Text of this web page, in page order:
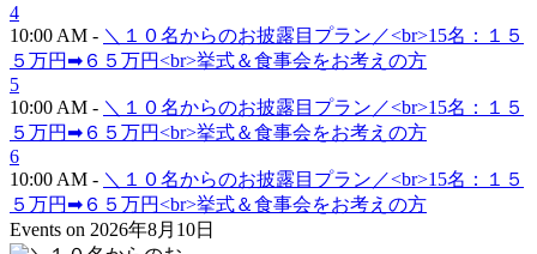
4
10:00 AM - ＼１０名からのお披露目プラン／<br>15名：１５
５万円➡６５万円<br>挙式＆食事会をお考えの方
5
10:00 AM - ＼１０名からのお披露目プラン／<br>15名：１５
５万円➡６５万円<br>挙式＆食事会をお考えの方
6
10:00 AM - ＼１０名からのお披露目プラン／<br>15名：１５
５万円➡６５万円<br>挙式＆食事会をお考えの方
Events on 2026年8月10日